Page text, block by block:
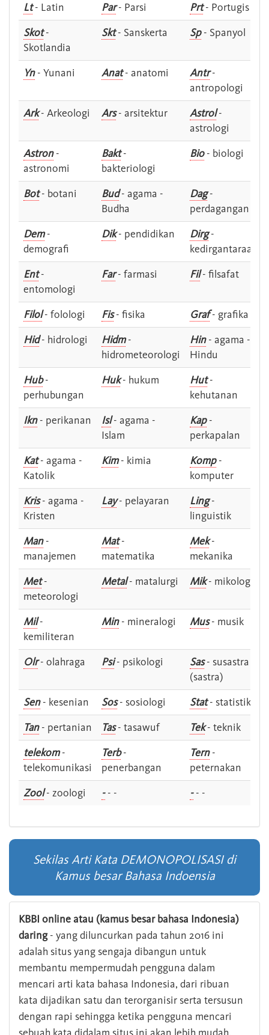
Lt- Latin Par- Parsi Prt- Portugis
Skot-
Skotlandia
Skt- Sanskerta Sp- Spanyol
Yn- Yunani Anat- anatomi Antr-
antropologi
Ark- Arkeologi Ars- arsitektur Astrol-
astrologi
Astron-
astronomi
Bakt-
bakteriologi
Bio- biologi
Bot- botani Bud- agama -
Budha
Dag-
perdagangan
Dem-
demografi
Dik- pendidikan Dirg-
kedirgantaraan
Ent-
entomologi
Far- farmasi Fil- filsafat
Filol- folologi Fis- fisika Graf- grafika
Hid- hidrologi Hidm-
hidrometeorologi
Hin- agama -
Hindu
Hub-
perhubungan
Huk- hukum Hut-
kehutanan
Ikn- perikanan Isl- agama -
Islam
Kap-
perkapalan
Kat- agama -
Katolik
Kim- kimia Komp-
komputer
Kris- agama -
Kristen
Lay- pelayaran Ling-
linguistik
Man-
manajemen
Mat-
matematika
Mek-
mekanika
Met-
meteorologi
Metal- matalurgi Mik- mikologi
Mil-
kemiliteran
Min- mineralogi Mus- musik
Olr- olahraga Psi- psikologi Sas- susastra -
(sastra)
Sen- kesenian Sos- sosiologi Stat- statistik
Tan- pertanian Tas- tasawuf Tek- teknik
telekom-
telekomunikasi
Terb-
penerbangan
Tern-
peternakan
Zool- zoologi -- - -- -
Sekilas Arti Kata DEMONOPOLISASI di
Kamus besar Bahasa Indoensia
KBBI online atau (kamus besar bahasa Indonesia)
daring- yang diluncurkan pada tahun 2016 ini
adalah situs yang sengaja dibangun untuk
membantu mempermudah pengguna dalam
mencari arti kata bahasa Indonesia, dari ribuan
kata dijadikan satu dan terorganisir serta tersusun
dengan rapi sehingga ketika pengguna mencari